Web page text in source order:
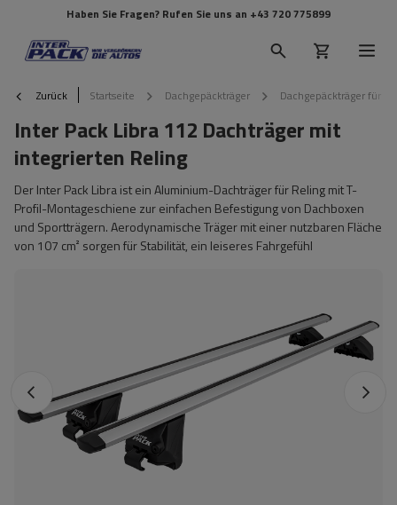
Haben Sie Fragen? Rufen Sie uns an +43 720 775899
Zurück Startseite Dachgepäckträger Dachgepäckträger für
Inter Pack Libra 112 Dachträger mit
integrierten Reling
Der Inter Pack Libra ist ein Aluminium-Dachträger für Reling mit T-
Profil-Montageschiene zur einfachen Befestigung von Dachboxen
und Sportträgern. Aerodynamische Träger mit einer nutzbaren Fläche
von 107 cm² sorgen für Stabilität, ein leiseres Fahrgefühl